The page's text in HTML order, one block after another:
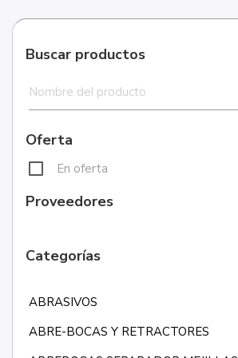
Buscar productos
Oferta
En oferta
Proveedores
Categorías
ABRASIVOS
ABRE-BOCAS Y RETRACTORES